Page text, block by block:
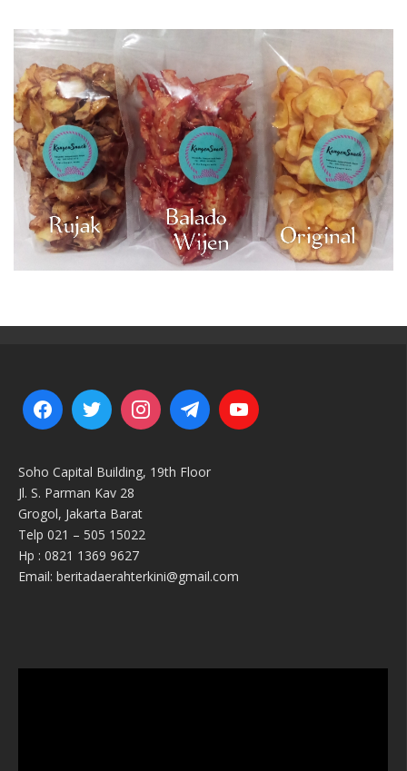
Soho Capital Building, 19th Floor
Jl. S. Parman Kav 28
Grogol, Jakarta Barat
Telp 021 – 505 15022
Hp : 0821 1369 9627
Email: beritadaerahterkini@gmail.com